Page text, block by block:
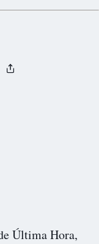
Última Hora,